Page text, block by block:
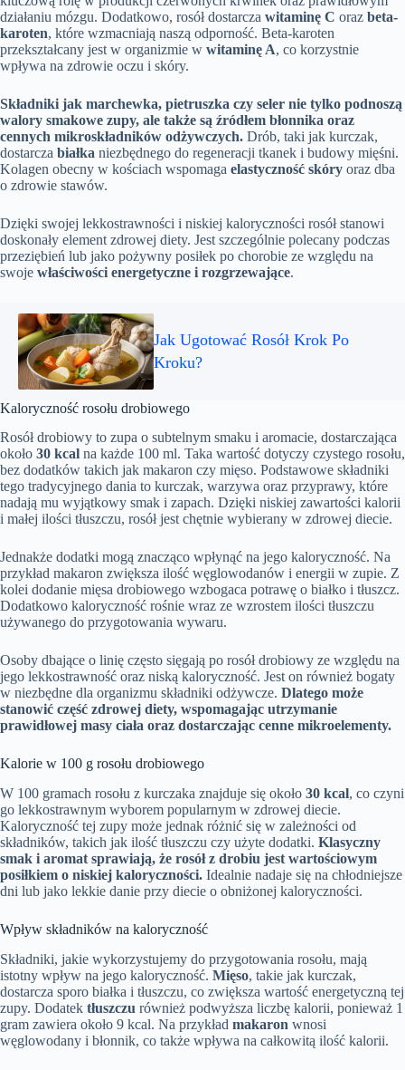
działaniu mózgu. Dodatkowo, rosół dostarcza witaminę C oraz beta-
karoten, które wzmacniają naszą odporność. Beta-karoten
przekształcany jest w organizmie w witaminę A, co korzystnie
wpływa na zdrowie oczu i skóry.
Składniki jak marchewka, pietruszka czy seler nie tylko podnoszą
walory smakowe zupy, ale także są źródłem błonnika oraz
cennych mikroskładników odżywczych. Drób, taki jak kurczak,
dostarcza białka niezbędnego do regeneracji tkanek i budowy mięśni.
Kolagen obecny w kościach wspomaga elastyczność skóry oraz dba
o zdrowie stawów.
Dzięki swojej lekkostrawności i niskiej kaloryczności rosół stanowi
doskonały element zdrowej diety. Jest szczególnie polecany podczas
przeziębień lub jako pożywny posiłek po chorobie ze względu na
swoje właściwości energetyczne i rozgrzewające.
Jak Ugotować Rosół Krok Po
Kroku?
Kaloryczność rosołu drobiowego
Rosół drobiowy to zupa o subtelnym smaku i aromacie, dostarczająca
około 30 kcal na każde 100 ml. Taka wartość dotyczy czystego rosołu,
bez dodatków takich jak makaron czy mięso. Podstawowe składniki
tego tradycyjnego dania to kurczak, warzywa oraz przyprawy, które
nadają mu wyjątkowy smak i zapach. Dzięki niskiej zawartości kalorii
i małej ilości tłuszczu, rosół jest chętnie wybierany w zdrowej diecie.
Jednakże dodatki mogą znacząco wpłynąć na jego kaloryczność. Na
przykład makaron zwiększa ilość węglowodanów i energii w zupie. Z
kolei dodanie mięsa drobiowego wzbogaca potrawę o białko i tłuszcz.
Dodatkowo kaloryczność rośnie wraz ze wzrostem ilości tłuszczu
używanego do przygotowania wywaru.
Osoby dbające o linię często sięgają po rosół drobiowy ze względu na
jego lekkostrawność oraz niską kaloryczność. Jest on również bogaty
w niezbędne dla organizmu składniki odżywcze. Dlatego może
stanowić część zdrowej diety, wspomagając utrzymanie
prawidłowej masy ciała oraz dostarczając cenne mikroelementy.
Kalorie w 100 g rosołu drobiowego
W 100 gramach rosołu z kurczaka znajduje się około 30 kcal, co czyni
go lekkostrawnym wyborem popularnym w zdrowej diecie.
Kaloryczność tej zupy może jednak różnić się w zależności od
składników, takich jak ilość tłuszczu czy użyte dodatki. Klasyczny
smak i aromat sprawiają, że rosół z drobiu jest wartościowym
posiłkiem o niskiej kaloryczności. Idealnie nadaje się na chłodniejsze
dni lub jako lekkie danie przy diecie o obniżonej kaloryczności.
Wpływ składników na kaloryczność
Składniki, jakie wykorzystujemy do przygotowania rosołu, mają
istotny wpływ na jego kaloryczność. Mięso, takie jak kurczak,
dostarcza sporo białka i tłuszczu, co zwiększa wartość energetyczną tej
zupy. Dodatek tłuszczu również podwyższa liczbę kalorii, ponieważ 1
gram zawiera około 9 kcal. Na przykład makaron wnosi
węglowodany i błonnik, co także wpływa na całkowitą ilość kalorii.